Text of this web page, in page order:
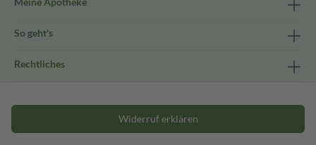
So geht's
Rechtliches
Widerruf erklären